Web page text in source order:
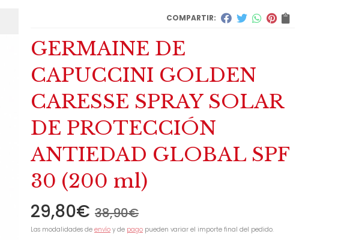
COMPARTIR:
GERMAINE DE
CAPUCCINI GOLDEN
CARESSE SPRAY SOLAR
DE PROTECCIÓN
ANTIEDAD GLOBAL SPF
30 (200 ml)
29,80€ 38,90€
Las modalidades de envío y de pago pueden variar el importe final del pedido.